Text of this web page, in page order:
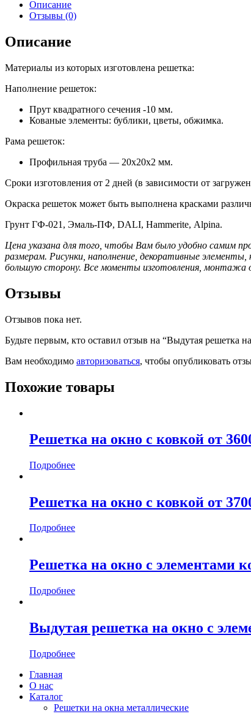
Описание
Отзывы (0)
Описание
Материалы из которых изготовлена решетка:
Наполнение решеток:
Прут квадратного сечения -10 мм.
Кованые элементы: бублики, цветы, обжимка.
Рама решеток:
Профильная труба — 20х20х2 мм.
Сроки изготовления от 2 дней (в зависимости от
Окраска решеток может быть выполнена красками
Грунт ГФ-021, Эмаль-ПФ, DALI, Hammerite, Alpina.
Цена указана для того, чтобы Вам было удобно самим
размерам. Рисунки, наполнение, декоративные
большую сторону. Все моменты изготовления, монтажа
Отзывы
Отзывов пока нет.
Будьте первым, кто оставил отзыв на “Выдутая решетка
Вам необходимо авторизоваться, чтобы опубликовать
Похожие товары
Решетка на окно с ковкой от
Подробнее
Решетка на окно с ковкой от
Подробнее
Решетка на окно с элементами
Подробнее
Выдутая решетка на окно с
Подробнее
Главная
О нас
Каталог
Решетки на окна металлические